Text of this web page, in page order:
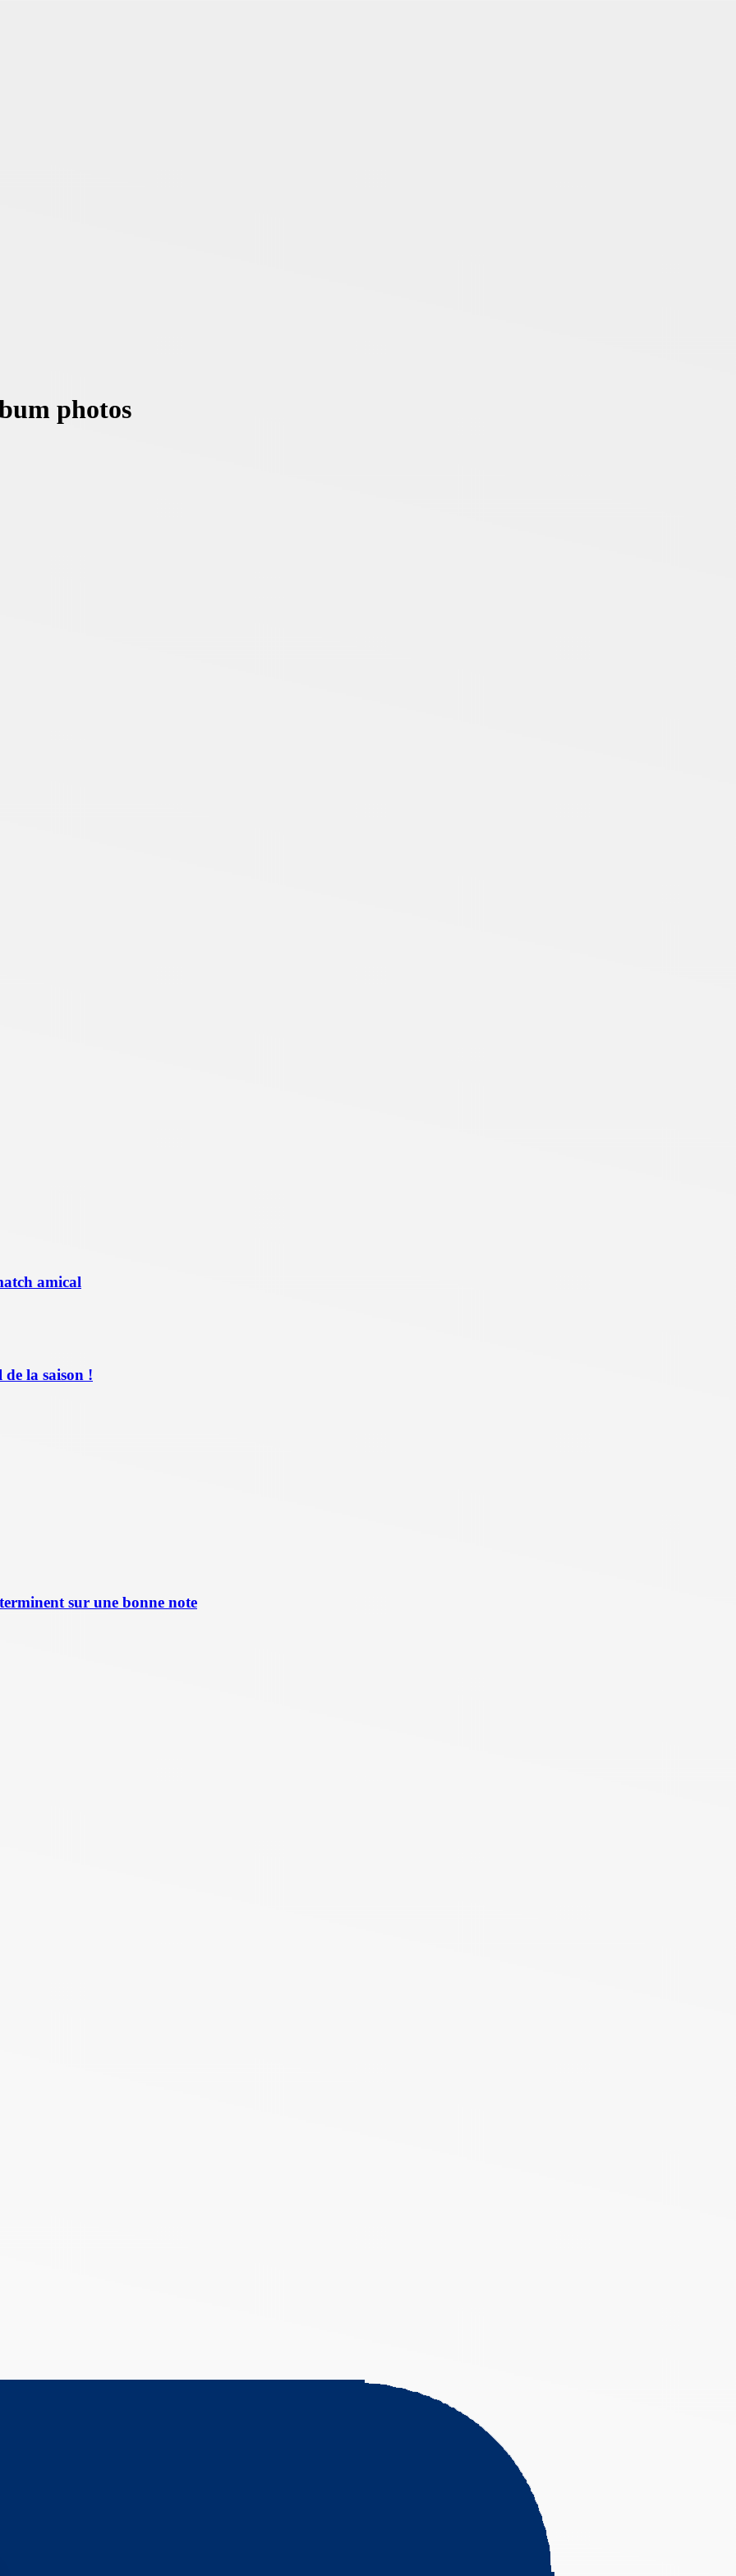
photos
amical
la saison !
sur une bonne note